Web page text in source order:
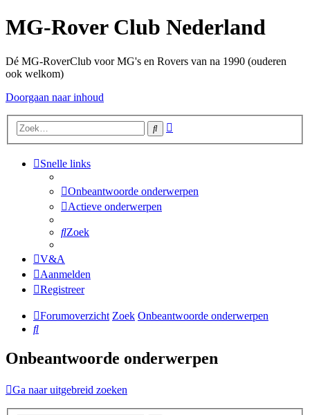
MG-Rover Club Nederland
Dé MG-RoverClub voor MG's en Rovers van na 1990 (ouderen
ook welkom)
Doorgaan naar inhoud
Zoek
Snelle links
Onbeantwoorde onderwerpen
Actieve onderwerpen
Zoek
V&A
Aanmelden
Registreer
Forumoverzicht Zoek Onbeantwoorde onderwerpen
Zoek
Onbeantwoorde onderwerpen
Ga naar uitgebreid zoeken